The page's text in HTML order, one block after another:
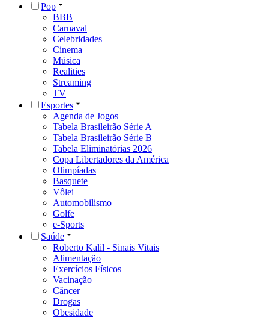
Pop
BBB
Carnaval
Celebridades
Cinema
Música
Realities
Streaming
TV
Esportes
Agenda de Jogos
Tabela Brasileirão Série A
Tabela Brasileirão Série B
Tabela Eliminatórias 2026
Copa Libertadores da América
Olimpíadas
Basquete
Vôlei
Automobilismo
Golfe
e-Sports
Saúde
Roberto Kalil - Sinais Vitais
Alimentação
Exercícios Físicos
Vacinação
Câncer
Drogas
Obesidade